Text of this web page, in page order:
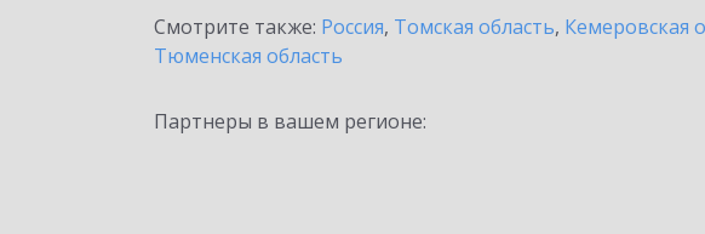
Смотрите также: Россия, Томская область, Кемеровская
Тюменская область
Партнеры в вашем регионе: